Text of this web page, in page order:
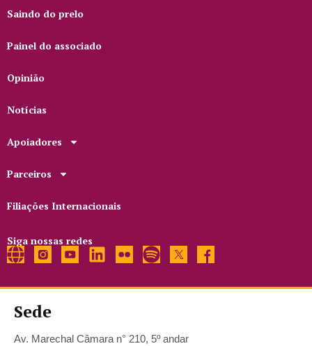
Saindo do prelo
Painel do associado
Opinião
Notícias
Apoiadores
Parceiros
Filiações Internacionais
Siga nossas redes
Sede
Av. Marechal Câmara n° 210, 5º andar